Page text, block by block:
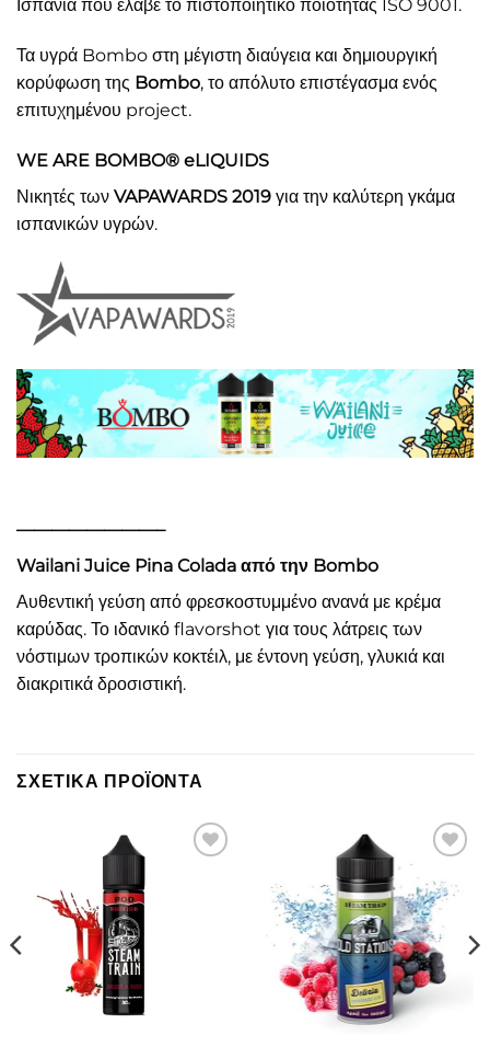
Ισπανία που έλαβε το πιστοποιητικό ποιότητας ISO 9001.
Τα υγρά Bombo στη μέγιστη διαύγεια και δημιουργική
κορύφωση της Bombo, το απόλυτο επιστέγασμα ενός
επιτυχημένου project.
WE ARE BOMBO® eLIQUIDS
Νικητές των VAPAWARDS 2019 για την καλύτερη γκάμα
ισπανικών υγρών.
————————–
Wailani Juice Pina Colada από την Bombo
Αυθεντική γεύση από φρεσκοστυμμένο ανανά με κρέμα
καρύδας. Το ιδανικό flavorshot για τους λάτρεις των
νόστιμων τροπικών κοκτέιλ, με έντονη γεύση, γλυκιά και
διακριτικά δροσιστική.
ΣΧΕΤΙΚΆ ΠΡΟΪΌΝΤΑ
στην λίστα
επιθυμιών